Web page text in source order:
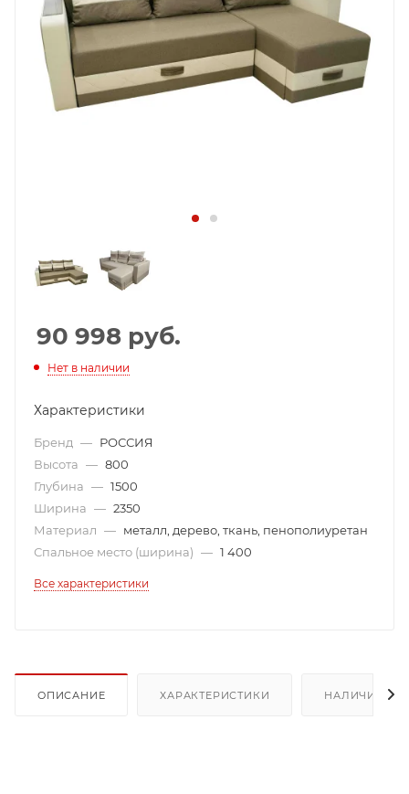
90 998 руб.
Нет в наличии
Характеристики
Бренд — РОССИЯ
Высота — 800
Глубина — 1500
Ширина — 2350
Материал — металл, дерево, ткань, пенополиуретан
Спальное место (ширина) — 1 400
Все характеристики
ОПИСАНИЕ ХАРАКТЕРИСТИКИ НАЛИЧИЕ